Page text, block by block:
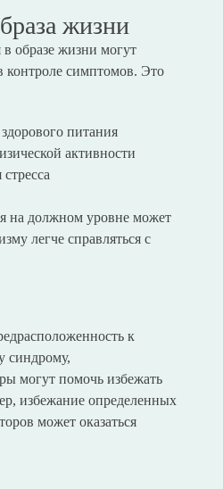
жизни
образе жизни могут
контроле симптомов. Это
питания
активности
на должном уровне может
легче справляться с
к
синдрому,
могут помочь избежать
избежание определенных
может оказаться